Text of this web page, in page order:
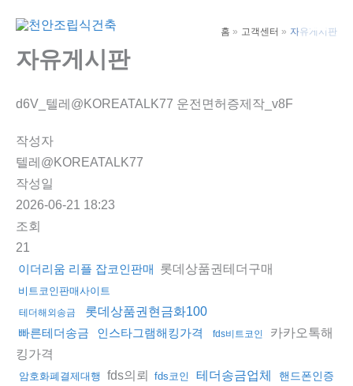
Main
홈 고객센터 자유게시판
자유게시판
d6V_텔레@KOREATALK77 운전면허증제작_v8F
작성자
텔레@KOREATALK77
작성일
2026-06-21 18:23
조회
21
이더리움 리플 잡코인판매 롯데상품권테더구매
비트코인판매사이트
테더해외송금
롯데상품권현금화100
빠른테더송금
인스타그램해킹가격 fds비트코인
카카오톡해
킹가격
암호화폐결제대행 fds의뢰 fds코인 테더송금업체
핸드폰인증